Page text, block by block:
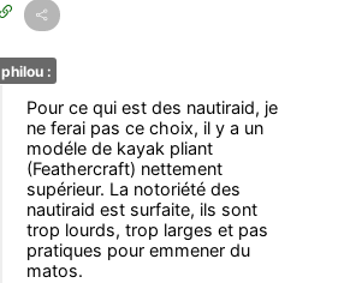
philou :
Pour ce qui est des nautiraid, je
ne ferai pas ce choix, il y a un
modéle de kayak pliant
(Feathercraft) nettement
supérieur. La notoriété des
nautiraid est surfaite, ils sont
trop lourds, trop larges et pas
pratiques pour emmener du
matos.